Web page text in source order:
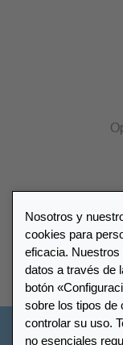
Encuentre su
Nosotros y
cookies para
eficacia.
datos a través de
botón
sobre los tipos de
controlar su uso.
no esenciales